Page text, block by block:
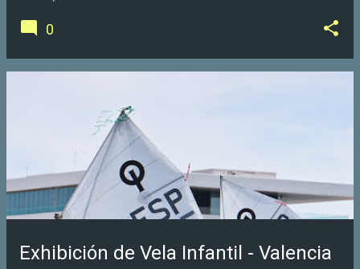
0
Exhibición de Vela Infantil - Valencia